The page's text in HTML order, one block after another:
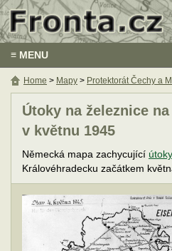
≡ MENU
Útoky na železnice
v květnu 1945
Německá mapa zachycující
Královéhradecku začátkem
Home > Mapy > Protektorát Čechy a